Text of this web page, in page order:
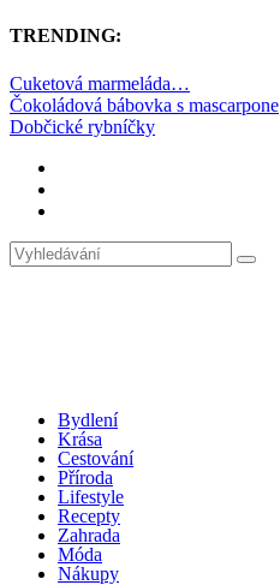
TRENDING:
Cuketová marmeláda…
Čokoládová bábovka s mascarpone
Dobčické rybníčky
Bydlení
Krása
Cestování
Příroda
Lifestyle
Recepty
Zahrada
Móda
Nákupy